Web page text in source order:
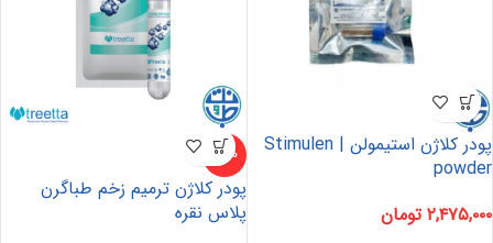
پودر کلاژن استیمولن | Stimulen
powder
۲,۴۷۵,۰۰۰ تومان
-42%
پودر کلاژن ترمیم زخم طباگرن
پلاس نقره